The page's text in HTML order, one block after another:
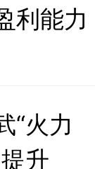
利能力
“火力
升